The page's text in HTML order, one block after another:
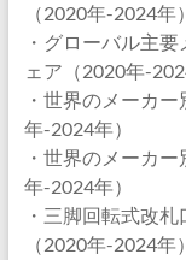
（2020年-2024年）
・グローバル主
ェア（2020年-
・世界のメーカ
年-2024年）
・世界のメーカ
年-2024年）
・三脚回転式改
（2020年-2024年）